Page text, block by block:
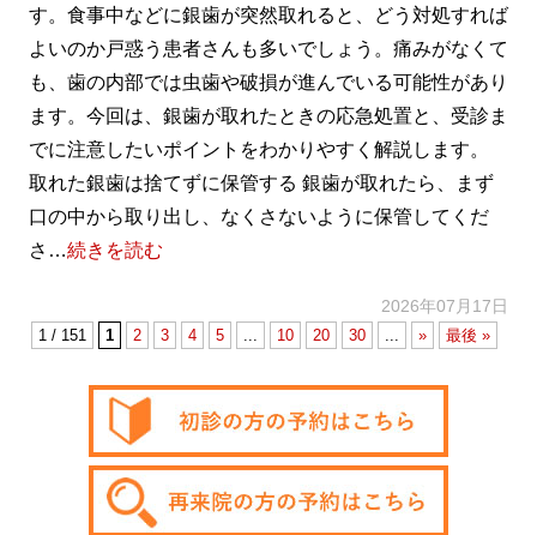
す。食事中などに銀歯が突然取れると、どう対処すれば
よいのか戸惑う患者さんも多いでしょう。痛みがなくて
も、歯の内部では虫歯や破損が進んでいる可能性があり
ます。今回は、銀歯が取れたときの応急処置と、受診ま
でに注意したいポイントをわかりやすく解説します。
取れた銀歯は捨てずに保管する 銀歯が取れたら、まず
口の中から取り出し、なくさないように保管してくだ
さ…続きを読む
2026年07月17日
1 / 151 1 2 3 4 5 ... 10 20 30 ... » 最後 »